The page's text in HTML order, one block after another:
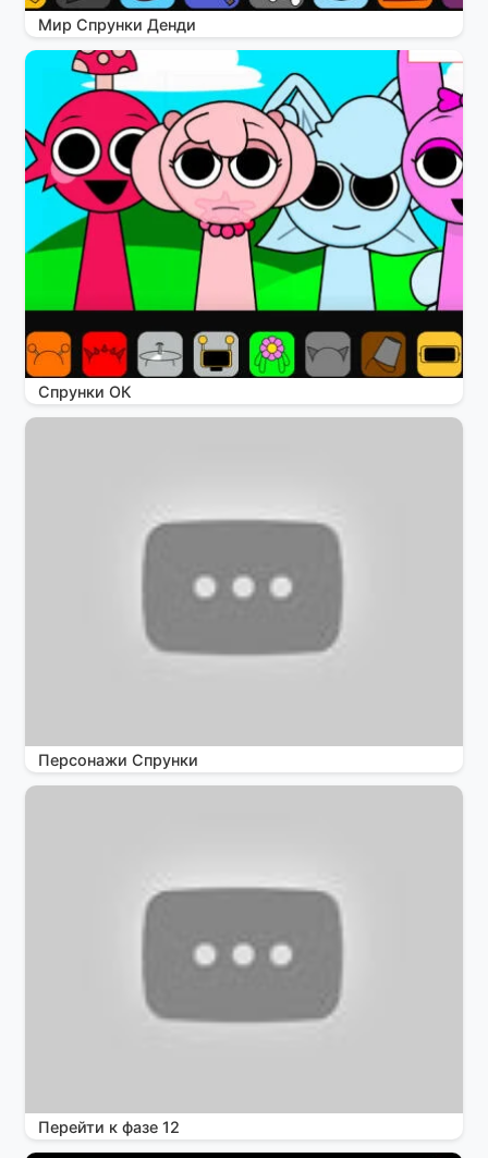
Мир Спрунки Денди
Спрунки ОК
Персонажи Спрунки
Перейти к фазе 12